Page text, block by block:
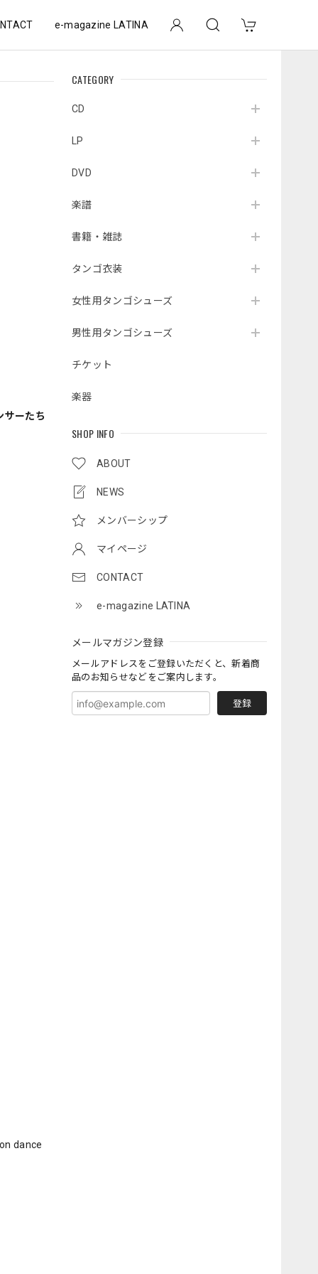
e-magazine LATINA
CATEGORY
CD
LP
DVD
楽譜
書籍・雑誌
タンゴ衣装
女性用タンゴシューズ
男性用タンゴシューズ
チケット
楽器
SHOP INFO
ABOUT
NEWS
メンバーシップ
マイページ
CONTACT
e-magazine LATINA
メールマガジン登録
メールアドレスをご登録いただくと、新着商
品のお知らせなどをご案内します。
登録
サーたち
dance